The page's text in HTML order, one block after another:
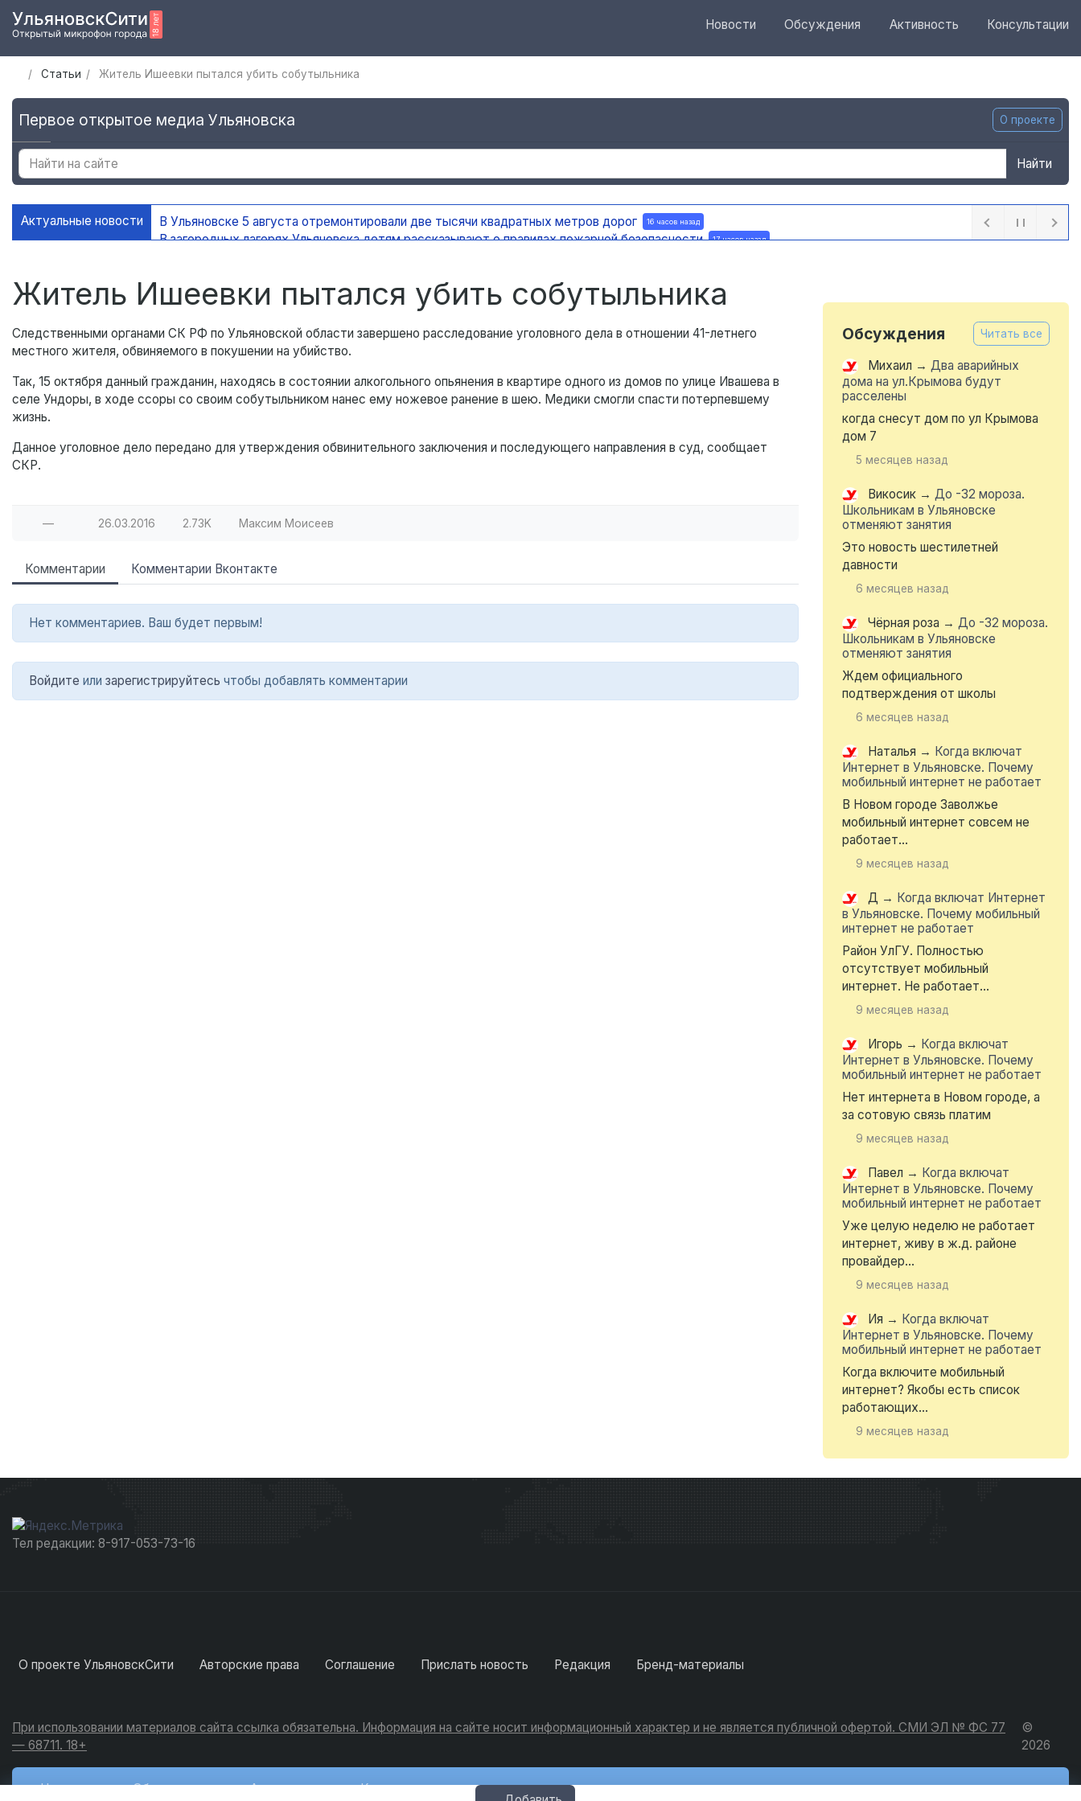
Новости Обсуждения Активность Консультации
Статьи Житель Ишеевки пытался убить собутыльника
Первое открытое медиа Ульяновска О проекте
Найти
Актуальные новости В Ульяновске 5 августа отремонтировали две тысячи квадратных метров дорог 16 часов назад
В загородных лагерях Ульяновска детям рассказывают о правилах пожарной безопасности 17 часов назад
Житель Ишеевки пытался убить собутыльника
Следственными органами СК РФ по Ульяновской области завершено расследование уголовного дела в отношении 41-летнего
местного жителя, обвиняемого в покушении на убийство.
Так, 15 октября данный гражданин, находясь в состоянии алкогольного опьянения в квартире одного из домов по улице Ивашева в
селе Ундоры, в ходе ссоры со своим собутыльником нанес ему ножевое ранение в шею. Медики смогли спасти потерпевшему
жизнь.
Данное уголовное дело передано для утверждения обвинительного заключения и последующего направления в суд, сообщает
СКР.
— 26.03.2016 2.73K Максим Моисеев
Комментарии Комментарии Вконтакте
Нет комментариев. Ваш будет первым!
Войдите или зарегистрируйтесь чтобы добавлять комментарии
Обсуждения Читать все
Михаил → Два аварийных
дома на ул.Крымова будут
расселены
когда снесут дом по ул Крымова
дом 7
5 месяцев назад
Викосик → До -32 мороза.
Школьникам в Ульяновске
отменяют занятия
Это новость шестилетней
давности
6 месяцев назад
Чёрная роза → До -32 мороза.
Школьникам в Ульяновске
отменяют занятия
Ждем официального
подтверждения от школы
6 месяцев назад
Наталья → Когда включат
Интернет в Ульяновске. Почему
мобильный интернет не работает
В Новом городе Заволжье
мобильный интернет совсем не
работает...
9 месяцев назад
Д → Когда включат Интернет
в Ульяновске. Почему мобильный
интернет не работает
Район УлГУ. Полностью
отсутствует мобильный
интернет. Не работает...
9 месяцев назад
Игорь → Когда включат
Интернет в Ульяновске. Почему
мобильный интернет не работает
Нет интернета в Новом городе, а
за сотовую связь платим
9 месяцев назад
Павел → Когда включат
Интернет в Ульяновске. Почему
мобильный интернет не работает
Уже целую неделю не работает
интернет, живу в ж.д. районе
провайдер...
9 месяцев назад
Ия → Когда включат
Интернет в Ульяновске. Почему
мобильный интернет не работает
Когда включите мобильный
интернет? Якобы есть список
работающих...
9 месяцев назад
Тел редакции: 8-917-053-73-16
О проекте УльяновскСити Авторские права Соглашение Прислать новость Редакция Бренд-материалы
При использовании материалов сайта ссылка обязательна. Информация на сайте носит информационный характер и не является публичной офертой. СМИ ЭЛ № ФС 77
— 68711. 18+
©
2026
Новости Обсуждения Активность Консультации